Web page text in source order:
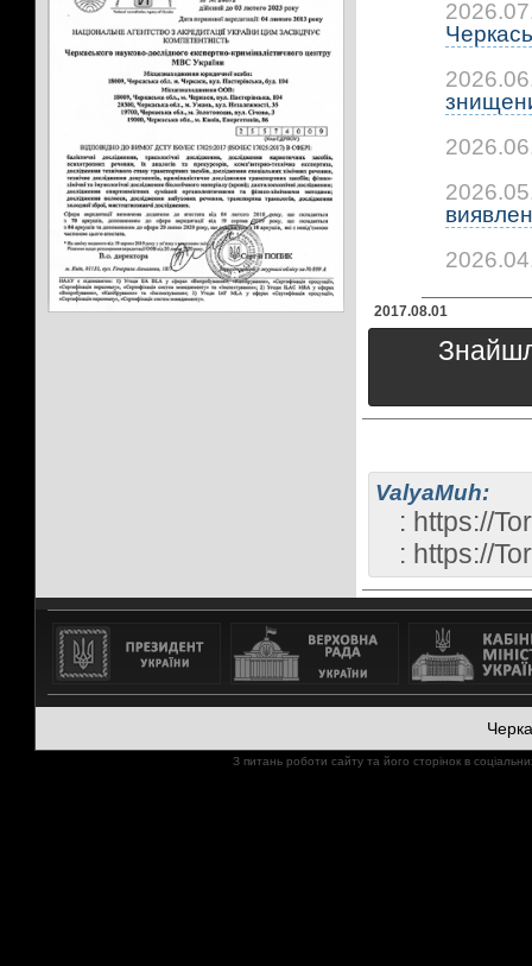
2017.08.01
ValyaMuh:
: https://
: https://
З питань роботи сайту та його сторінок в